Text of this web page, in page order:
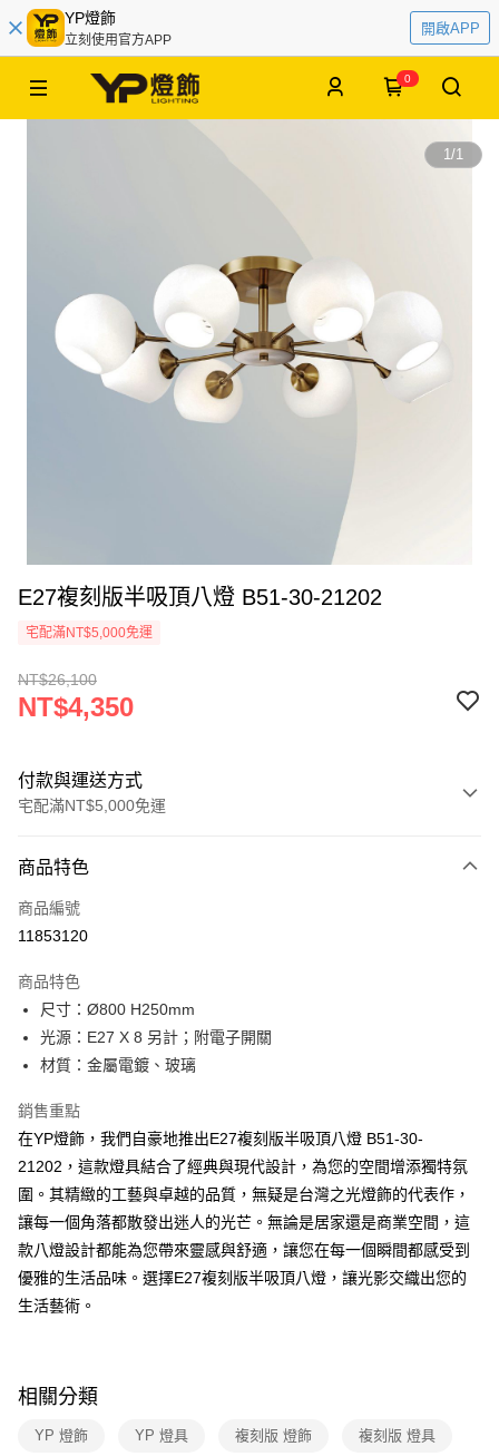
YP燈飾
立刻使用官方APP
開啟APP
0
1/1
E27複刻版半吸頂八燈 B51-30-21202
宅配滿NT$5,000免運
NT$26,100
NT$4,350
付款與運送方式
宅配滿NT$5,000免運
信用卡一次付款
LINE Pay
街口支付
悠遊付
全盈+PAY
AFTEE先享後付
相關說明
【關於「AFTEE先享後付」】
AFTEE先享後付是「在收到商品之後才付款」的支付方式。 讓您購物簡單
便利好安心！
１．簡單：不需註冊會員、不需綁卡、不需儲值。
２．便利：只要手機號碼，簡訊認證，即可結帳。
結帳頁面，進行簡訊認證並確認金額後，即可完成結帳。
３．收到繳費通知簡訊後14天內，點擊此簡訊中的連結，可透過四大超商／
商品特色
商品編號
11853120
商品特色
尺寸：Ø800 H250mm
光源：E27 X 8 另計；附電子開關
材質：金屬電鍍、玻璃
銷售重點
在YP燈飾，我們自豪地推出E27複刻版半吸頂八燈 B51-30-
21202，這款燈具結合了經典與現代設計，為您的空間增添獨特氛
圍。其精緻的工藝與卓越的品質，無疑是台灣之光燈飾的代表作，
讓每一個角落都散發出迷人的光芒。無論是居家還是商業空間，這
款八燈設計都能為您帶來靈感與舒適，讓您在每一個瞬間都感受到
優雅的生活品味。選擇E27複刻版半吸頂八燈，讓光影交織出您的
生活藝術。
相關分類
YP 燈飾 YP 燈具 複刻版 燈飾 複刻版 燈具